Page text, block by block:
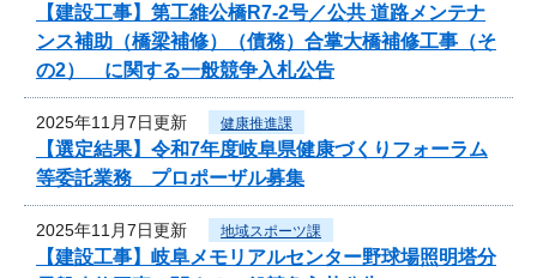
【建設工事】第工維公橋R7-2号／公共 道路メンテナ
ンス補助（橋梁補修）（債務）合掌大橋補修工事（そ
の2） に関する一般競争入札公告
2025年11月7日更新 健康推進課
【選定結果】令和7年度岐阜県健康づくりフォーラム
等委託業務 プロポーザル募集
2025年11月7日更新 地域スポーツ課
【建設工事】岐阜メモリアルセンター野球場照明塔分